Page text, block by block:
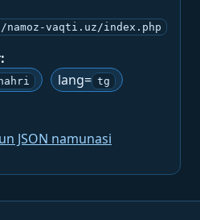
vaqti.uz/index.php
lang= tg
JSON namunasi